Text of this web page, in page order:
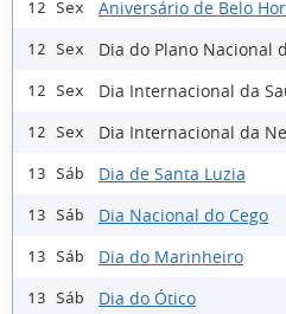
12 Sex Aniversário de Belo
12 Sex Dia do Plano Nacional
12 Sex Dia Internacional da
12 Sex Dia Internacional da
13 Sáb Dia de Santa Luzia
13 Sáb Dia Nacional do Cego
13 Sáb Dia do Marinheiro
13 Sáb Dia do Ótico